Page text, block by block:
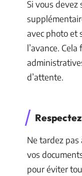
Si vous devez
avec photo et
l’avance.
d’attente.
Ne tardez
vos
pour éviter